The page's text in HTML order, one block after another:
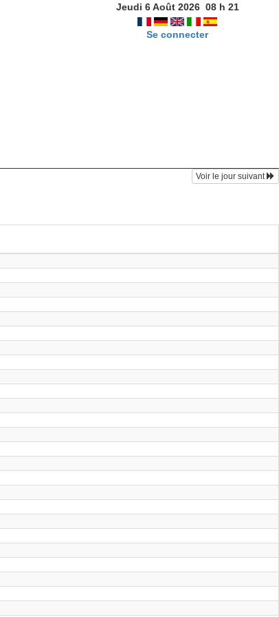
Jeudi 6 Août 2026 08h 21
Se connecter
Voir le jour suivant